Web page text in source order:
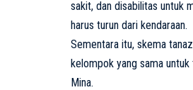
sakit, dan disabilitas untuk
harus turun dari kendaraan.
Sementara itu, skema
kelompok yang sama
Mina.